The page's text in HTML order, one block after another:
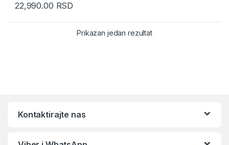
22,990.00 RSD
Prikazan jedan rezultat
Kontaktirajte nas